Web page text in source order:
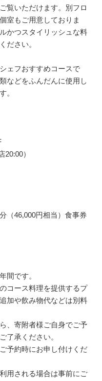
覧いただけます。別フロ
室もご用意しておりま
かつスタイリッシュな料
ださい。
ェフおすすめコースで
などをふんだんに使用し
。
）
（46,000円相当）食事券
間です。
コース料理を提供するプ
加や飲み物代などは別料
、寄附者様ご自身でご予
了承ください。
予約時にお申し付けくだ
用される場合は事前にご